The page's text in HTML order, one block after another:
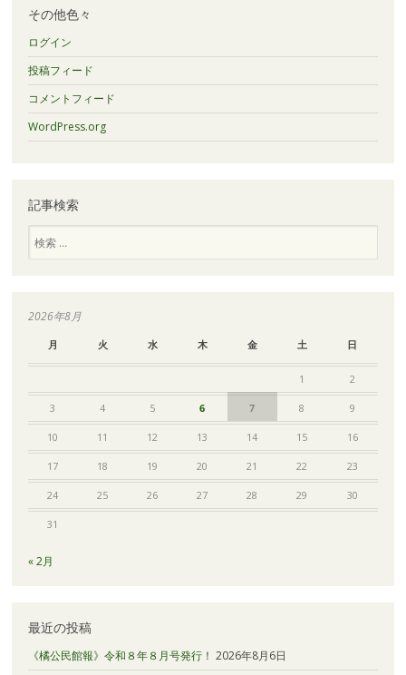
ブ
その他色々
ログイン
投稿フィード
コメントフィード
WordPress.org
記事検索
索
2026年8月
月 火 水 木 金 土 日
1 2
3 4 5 6 7 8 9
10 11 12 13 14 15 16
17 18 19 20 21 22 23
24 25 26 27 28 29 30
31
« 2月
最近の投稿
《橘公民館報》令和８年８月号発行！ 2026年8月6日